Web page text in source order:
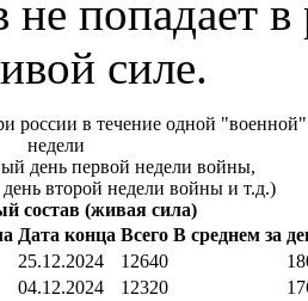
не попадает
силе.
россии в течение одной "военной"
недели
день первой недели войны,
второй недели войны и т.д.)
состав (живая сила)
Дата конца Всего В среднем за
25.12.2024 12640
04.12.2024 12320